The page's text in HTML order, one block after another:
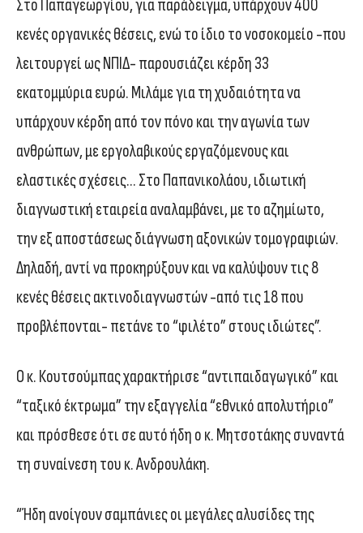
Στο Παπαγεωργίου, για παράδειγμα, υπάρχουν 400
κενές οργανικές θέσεις, ενώ το ίδιο το νοσοκομείο -που
λειτουργεί ως ΝΠΙΔ- παρουσιάζει κέρδη 33
εκατομμύρια ευρώ. Μιλάμε για τη χυδαιότητα να
υπάρχουν κέρδη από τον πόνο και την αγωνία των
ανθρώπων, με εργολαβικούς εργαζόμενους και
ελαστικές σχέσεις… Στο Παπανικολάου, ιδιωτική
διαγνωστική εταιρεία αναλαμβάνει, με το αζημίωτο,
την εξ αποστάσεως διάγνωση αξονικών τομογραφιών.
Δηλαδή, αντί να προκηρύξουν και να καλύψουν τις 8
κενές θέσεις ακτινοδιαγνωστών -από τις 18 που
προβλέπονται- πετάνε το “φιλέτο” στους ιδιώτες”.
Ο κ. Κουτσούμπας χαρακτήρισε “αντιπαιδαγωγικό” και
“ταξικό έκτρωμα” την εξαγγελία “εθνικό απολυτήριο”
και πρόσθεσε ότι σε αυτό ήδη ο κ. Μητσοτάκης συναντά
τη συναίνεση του κ. Ανδρουλάκη.
“Ήδη ανοίγουν σαμπάνιες οι μεγάλες αλυσίδες της